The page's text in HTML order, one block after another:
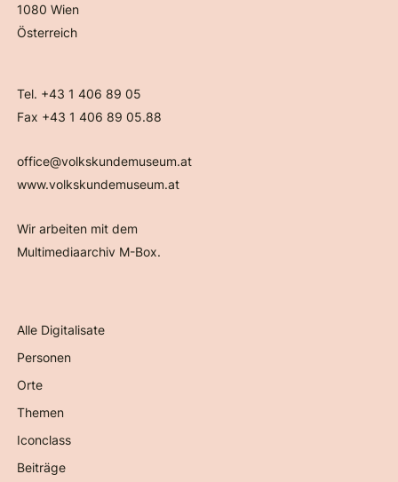
1080 Wien
Österreich
Tel. +43 1 406 89 05
Fax +43 1 406 89 05.88
office@volkskundemuseum.at
www.volkskundemuseum.at
Wir arbeiten mit dem
Multimediaarchiv M-Box.
Alle Digitalisate
Personen
Orte
Themen
Iconclass
Beiträge